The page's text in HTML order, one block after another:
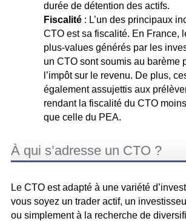
durée de détention des actifs.
Fiscalité : L’un des principaux
CTO est sa fiscalité. En France,
plus-values générés par les
un CTO sont soumis au barème
l’impôt sur le revenu. De plus,
également assujettis aux
rendant la fiscalité du CTO
que celle du PEA.
À qui s’adresse un CTO ?
Le CTO est adapté à une variété
vous soyez un trader actif, un
ou simplement à la recherche de